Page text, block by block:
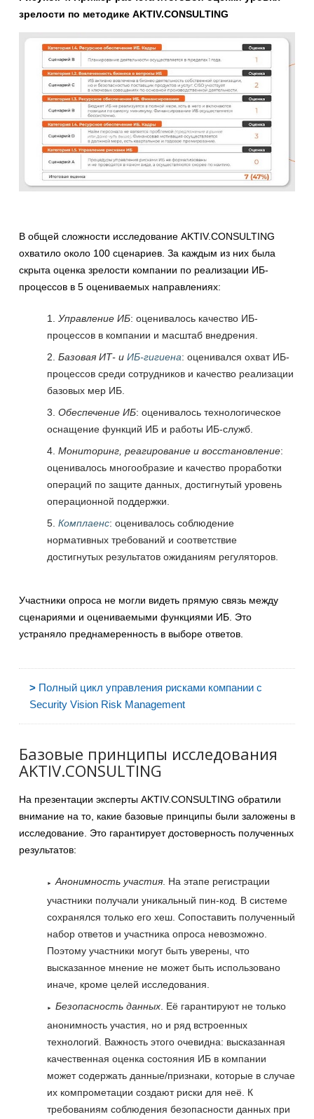
зрелости по методике AKTIV.CONSULTING
В общей сложности исследование AKTIV.CONSULTING
охватило около 100 сценариев. За каждым из них была
скрыта оценка зрелости компании по реализации ИБ-
процессов в 5 оцениваемых направлениях:
Управление ИБ: оценивалось качество ИБ-
процессов в компании и масштаб внедрения.
Базовая ИТ- и ИБ-гигиена: оценивался охват ИБ-
процессов среди сотрудников и качество реализации
базовых мер ИБ.
Обеспечение ИБ: оценивалось технологическое
оснащение функций ИБ и работы ИБ-служб.
Мониторинг, реагирование и восстановление:
оценивалось многообразие и качество проработки
операций по защите данных, достигнутый уровень
операционной поддержки.
Комплаенс: оценивалось соблюдение
нормативных требований и соответствие
достигнутых результатов ожиданиям регуляторов.
Участники опроса не могли видеть прямую связь между
сценариями и оцениваемыми функциями ИБ. Это
устраняло преднамеренность в выборе ответов.
> Полный цикл управления рисками компании с
Security Vision Risk Management
Базовые принципы исследования
AKTIV.CONSULTING
На презентации эксперты AKTIV.CONSULTING обратили
внимание на то, какие базовые принципы были заложены в
исследование. Это гарантирует достоверность полученных
результатов:
Анонимность участия . На этапе регистрации
участники получали уникальный пин-код. В системе
сохранялся только его хеш. Сопоставить полученный
набор ответов и участника опроса невозможно.
Поэтому участники могут быть уверены, что
высказанное мнение не может быть использовано
иначе, кроме целей исследования.
Безопасность данных . Её гарантируют не только
анонимность участия, но и ряд встроенных
технологий. Важность этого очевидна: высказанная
качественная оценка состояния ИБ в компании
может содержать данные/признаки, которые в случае
их компрометации создают риски для неё. К
требованиям соблюдения безопасности данных при